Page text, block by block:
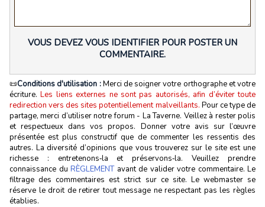
VOUS DEVEZ VOUS IDENTIFIER POUR POSTER UN
COMMENTAIRE.
📜Conditions d'utilisation :Merci de soigner votre orthographe et votre
écriture.Les liens externes ne sont pas autorisés, afin d’éviter toute
redirection vers des sites potentiellement malveillants. Pour ce type de
partage, merci d’utiliser notre forum - La Taverne. Veillez à rester polis
et respectueux dans vos propos. Donner votre avis sur l’œuvre
présentée est plus constructif que de commenter les ressentis des
autres. La diversité d’opinions que vous trouverez sur le site est une
richesse : entretenons‑la et préservons‑la. Veuillez prendre
connaissance du RÈGLEMENTavant de valider votre commentaire. Le
filtrage des commentaires est strict sur ce site. Le webmaster se
réserve le droit de retirer tout message ne respectant pas les règles
établies.